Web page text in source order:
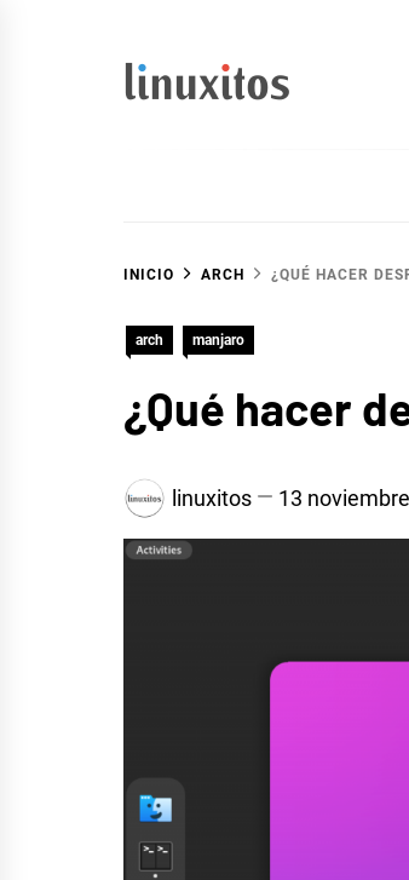
INICIO ARCH ¿QUÉ HACER
arch manjaro
¿Qué hacer
linuxitos 13